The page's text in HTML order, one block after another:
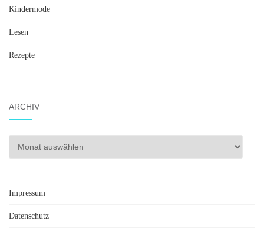
Kindermode
Lesen
Rezepte
ARCHIV
Archiv
Impressum
Datenschutz